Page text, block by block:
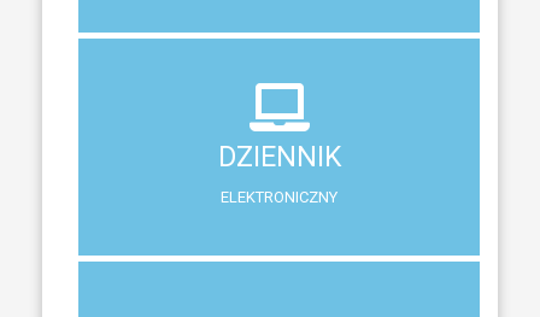
DZIENNIK
ELEKTRONICZNY
DZIENNIK
ELEKTRONICZNY
System zewnętrzny do śledzenia postępów w nauce